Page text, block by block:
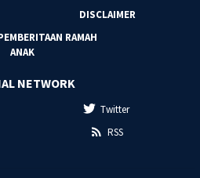
DISCLAIMER
RAMAH
ANAK
NETWORK
Twitter
RSS